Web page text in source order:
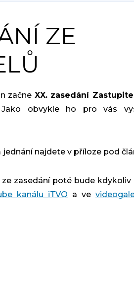
ZE
začne XX. zasedání
obvykle ho pro vás
jednání najdete v přílozepod
ze zasedání poté bude kdykoliv
kanálu iTVO a ve